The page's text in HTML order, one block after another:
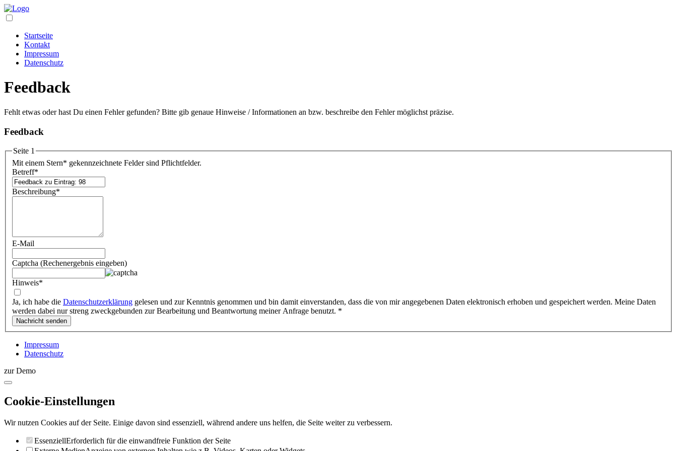
Startseite
Kontakt
Impressum
Datenschutz
Feedback
Fehlt etwas oder hast Du einen Fehler gefunden? Bitte gib genaue Hinweise / Informationen an bzw. beschreibe den Fehler möglichst präzise.
Feedback
Seite 1
Mit einem Stern* gekennzeichnete Felder sind Pflichtfelder.
Betreff*
Beschreibung*
E-Mail
Captcha (Rechenergebnis eingeben)
Hinweis*
Ja, ich habe die Datenschutzerklärung gelesen und zur Kenntnis genommen und bin damit einverstanden, dass die von mir angegebenen Daten elektronisch erhoben und gespeichert werden. Meine Daten
werden dabei nur streng zweckgebunden zur Bearbeitung und Beantwortung meiner Anfrage benutzt. *
Impressum
Datenschutz
zur Demo
Cookie-Einstellungen
Wir nutzen Cookies auf der Seite. Einige davon sind essenziell, während andere uns helfen, die Seite weiter zu verbessern.
EssenziellErforderlich für die einwandfreie Funktion der Seite